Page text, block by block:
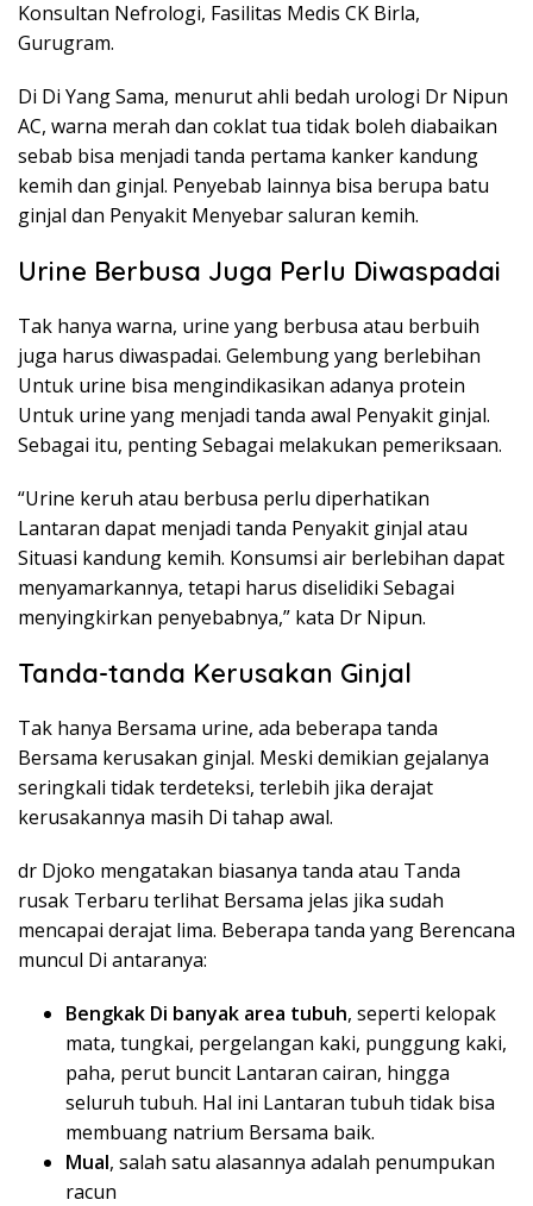
Konsultan Nefrologi, Fasilitas Medis CK Birla,
Gurugram.
Di Di Yang Sama, menurut ahli bedah urologi Dr Nipun
AC, warna merah dan coklat tua tidak boleh diabaikan
sebab bisa menjadi tanda pertama kanker kandung
kemih dan ginjal. Penyebab lainnya bisa berupa batu
ginjal dan Penyakit Menyebar saluran kemih.
Urine Berbusa Juga Perlu Diwaspadai
Tak hanya warna, urine yang berbusa atau berbuih
juga harus diwaspadai. Gelembung yang berlebihan
Untuk urine bisa mengindikasikan adanya protein
Untuk urine yang menjadi tanda awal Penyakit ginjal.
Sebagai itu, penting Sebagai melakukan pemeriksaan.
“Urine keruh atau berbusa perlu diperhatikan
Lantaran dapat menjadi tanda Penyakit ginjal atau
Situasi kandung kemih. Konsumsi air berlebihan dapat
menyamarkannya, tetapi harus diselidiki Sebagai
menyingkirkan penyebabnya,” kata Dr Nipun.
Tanda-tanda Kerusakan Ginjal
Tak hanya Bersama urine, ada beberapa tanda
Bersama kerusakan ginjal. Meski demikian gejalanya
seringkali tidak terdeteksi, terlebih jika derajat
kerusakannya masih Di tahap awal.
dr Djoko mengatakan biasanya tanda atau Tanda
rusak Terbaru terlihat Bersama jelas jika sudah
mencapai derajat lima. Beberapa tanda yang Berencana
muncul Di antaranya:
Bengkak Di banyak area tubuh, seperti kelopak
mata, tungkai, pergelangan kaki, punggung kaki,
paha, perut buncit Lantaran cairan, hingga
seluruh tubuh. Hal ini Lantaran tubuh tidak bisa
membuang natrium Bersama baik.
Mual, salah satu alasannya adalah penumpukan
racun